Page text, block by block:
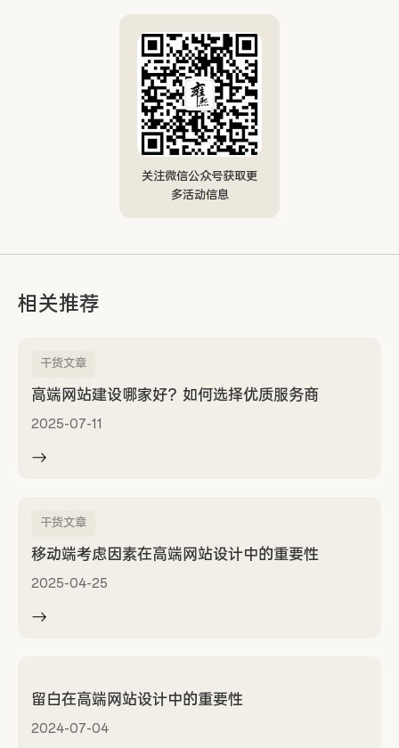
关注微信公众号获取更
多活动信息
相关推荐
干货文章
高端网站建设哪家好？如何选择优质服务商
2025-07-11
干货文章
移动端考虑因素在高端网站设计中的重要性
2025-04-25
留白在高端网站设计中的重要性
2024-07-04